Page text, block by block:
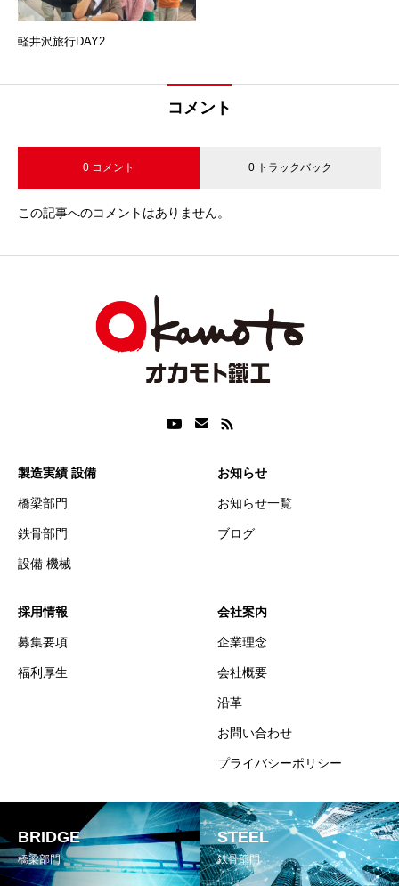
軽井沢旅行DAY2
コメント
0 コメント 0 トラックバック
この記事へのコメントはありません。
製造実績 設備
橋梁部門
鉄骨部門
設備 機械
お知らせ
お知らせ一覧
ブログ
採用情報
募集要項
福利厚生
会社案内
企業理念
会社概要
沿革
お問い合わせ
プライバシーポリシー
BRIDGE
橋梁部門
STEEL
鉄骨部門